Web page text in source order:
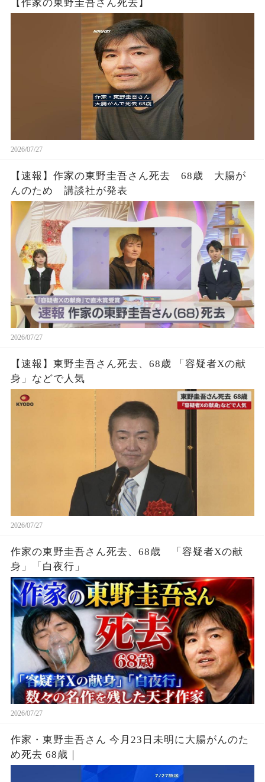
【作家の東野圭吾さん死去】
2026/07/27
【速報】作家の東野圭吾さん死去 68歳 大腸が
んのため 講談社が発表
2026/07/27
【速報】東野圭吾さん死去、68歳 「容疑者Xの献
身」などで人気
2026/07/27
作家の東野圭吾さん死去、68歳 「容疑者Xの献
身」「白夜行」
2026/07/27
作家・東野圭吾さん 今月23日未明に大腸がんのた
め死去 68歳｜